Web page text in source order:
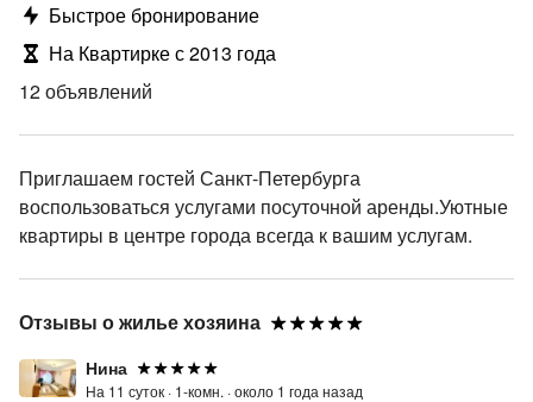
Быстрое бронирование
На Квартирке с 2013 года
12 объявлений
Приглашаем гостей Санкт-Петербурга
воспользоваться услугами посуточной аренды.Уютные
квартиры в центре города всегда к вашим услугам.
Отзывы о жилье хозяина
Нина
На 11 суток · 1-комн. ·около 1 года назад